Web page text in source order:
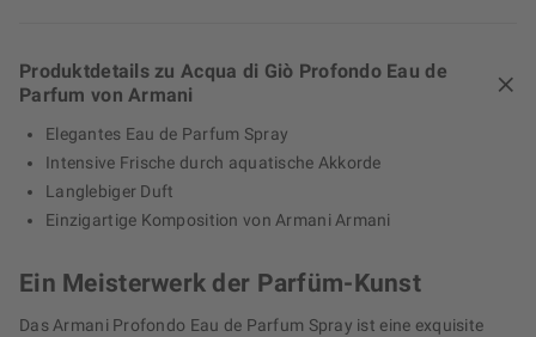
Produktdetails zu Acqua di Giò Profondo Eau de
Parfum von Armani
Elegantes Eau de Parfum Spray
Intensive Frische durch aquatische Akkorde
Langlebiger Duft
Einzigartige Komposition von Armani Armani
Ein Meisterwerk der Parfüm-Kunst
Das Armani Profondo Eau de Parfum Spray ist eine exquisite